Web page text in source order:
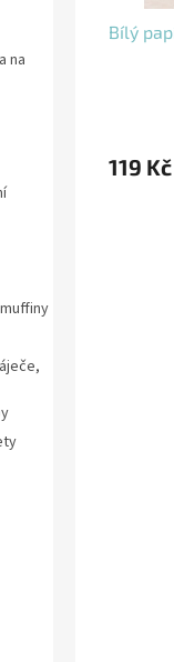
na
Bílý
119 Kč